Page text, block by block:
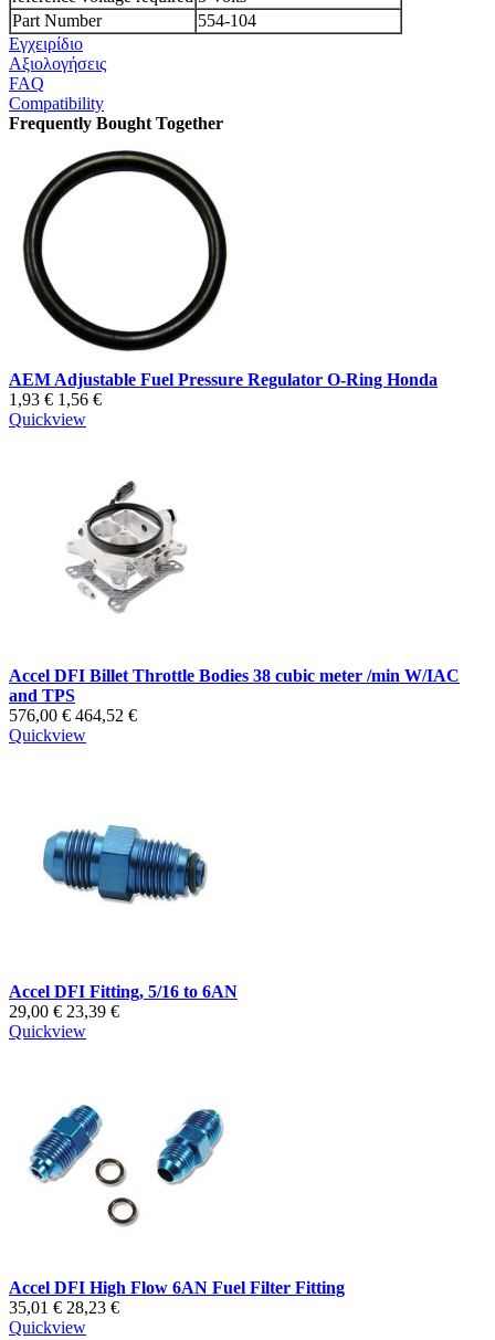
Part Number
554-104
Εγχειρίδιο
Αξιολογήσεις
FAQ
Compatibility
Frequently Bought Together
AEM Adjustable Fuel Pressure Regulator O-Ring Honda
1,93 € 1,56 €
Quickview
Accel DFI Billet Throttle Bodies 38 cubic meter /min W/IAC
and TPS
576,00 € 464,52 €
Quickview
Accel DFI Fitting, 5/16 to 6AN
29,00 € 23,39 €
Quickview
Accel DFI High Flow 6AN Fuel Filter Fitting
35,01 € 28,23 €
Quickview